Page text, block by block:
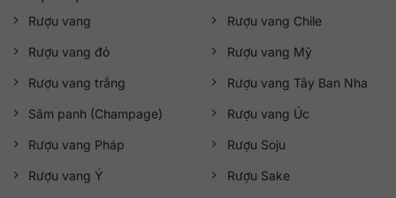
Hỗ trợ khách hàng
Bán hàng:sales@qkawine.com
qkawine@gmail.com
Cửa hàng QKAWine
Trụ sở chính:Tầng 1, số 12A, lô TT02, KĐT HDMon (Hải
Đăng City), Phường Mỹ Đình 2, Quận Nam Từ Liêm, Thành
Rượu vang
Rượu vang đỏ
Rượu vang trắng
Sâm panh (Champage)
Rượu vang Pháp
Rượu vang Ý
Rượu vang Chile
Rượu vang Mỹ
Rượu vang Tây Ban Nha
Rượu vang Úc
Rượu Soju
Rượu Sake